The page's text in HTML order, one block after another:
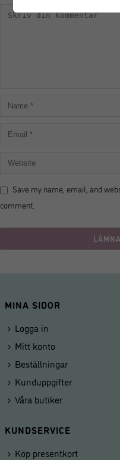
Save my name, email, and
comment.
MINA SIDOR
Logga in
Mitt konto
Beställningar
Kunduppgifter
Våra butiker
KUNDSERVICE
Köp presentkort